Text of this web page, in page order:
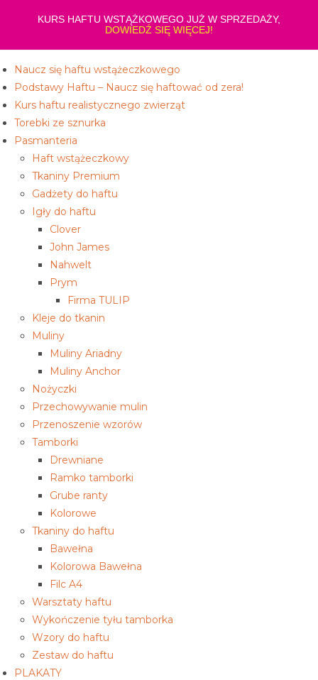
KURS HAFTU WSTĄŻKOWEGO JUŻ W SPRZEDAŻY,
DOWIEDŹ SIĘ WIĘCEJ!
Naucz się haftu wstążeczkowego
Podstawy Haftu – Naucz się haftować od zera!
Kurs haftu realistycznego zwierząt
Torebki ze sznurka
Pasmanteria
Haft wstążeczkowy
Tkaniny Premium
Gadżety do haftu
Igły do haftu
Clover
John James
Nahwelt
Prym
Firma TULIP
Kleje do tkanin
Muliny
Muliny Ariadny
Muliny Anchor
Nożyczki
Przechowywanie mulin
Przenoszenie wzorów
Tamborki
Drewniane
Ramko tamborki
Grube ranty
Kolorowe
Tkaniny do haftu
Bawełna
Kolorowa Bawełna
Filc A4
Warsztaty haftu
Wykończenie tyłu tamborka
Wzory do haftu
Zestaw do haftu
PLAKATY